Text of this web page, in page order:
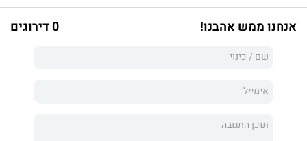
"אני מפחדת."
"הכאב."
"הוא בלתי נסבל."
אנחנו ממש אהבנו! 0 דירוגים